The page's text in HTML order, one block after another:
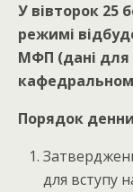
У вівторок 25
режимі
МФП (дані для
Порядок
для вступу